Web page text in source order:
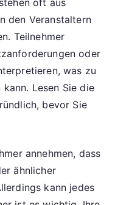
oft aus
den Veranstaltern
Teilnehmer
oder
was zu
Lesen Sie die
bevor Sie
annehmen, dass
ähnlicher
kann jedes